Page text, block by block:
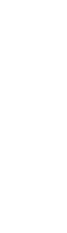
Key Like Mono,
ra những bức